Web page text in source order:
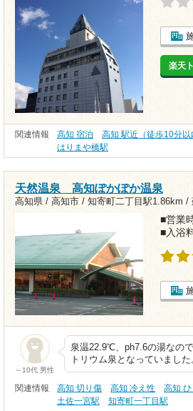
楽天
関連情報 高知 宿泊 高知 駅近（徒歩10分以
はりまや橋駅
天然温泉 高知ぽかぽか温泉
高知県 / 高知市 / 知寄町二丁目駅1.86km /
■営業
■入浴
～10代 男性
泉温22.9℃、ph7.6の湯なの
トリウム泉となっていまし
関連情報 高知 切り傷 高知 冷え性 高知
土佐一宮駅
知寄町一丁目駅